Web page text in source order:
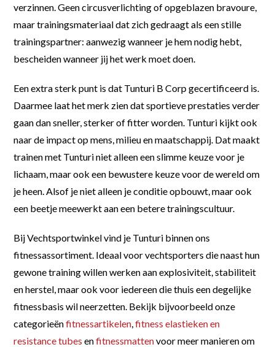
verzinnen. Geen circusverlichting of opgeblazen bravoure,
maar trainingsmateriaal dat zich gedraagt als een stille
trainingspartner: aanwezig wanneer je hem nodig hebt,
bescheiden wanneer jij het werk moet doen.
Een extra sterk punt is dat Tunturi B Corp gecertificeerd is.
Daarmee laat het merk zien dat sportieve prestaties verder
gaan dan sneller, sterker of fitter worden. Tunturi kijkt ook
naar de impact op mens, milieu en maatschappij. Dat maakt
trainen met Tunturi niet alleen een slimme keuze voor je
lichaam, maar ook een bewustere keuze voor de wereld om
je heen. Alsof je niet alleen je conditie opbouwt, maar ook
een beetje meewerkt aan een betere trainingscultuur.
Bij Vechtsportwinkel vind je Tunturi binnen ons
fitnessassortiment. Ideaal voor vechtsporters die naast hun
gewone training willen werken aan explosiviteit, stabiliteit
en herstel, maar ook voor iedereen die thuis een degelijke
fitnessbasis wil neerzetten. Bekijk bijvoorbeeld onze
categorieënfitnessartikelen,fitness elastieken en
resistance tubes enfitnessmattenvoor meer manieren om